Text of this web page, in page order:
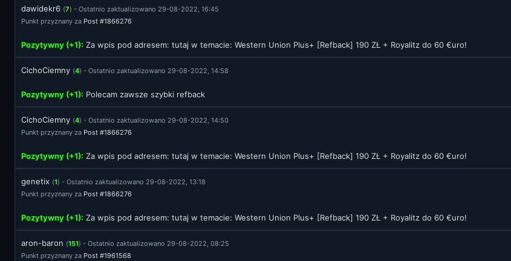
dawidekr6 (7) - Ostatnio zaktualizowano 29-08-2022, 16:45
Punkt przyznany za Post #1866276
Pozytywny (+1): Za wpis pod adresem: tutaj w temacie: Western Union Plus+ [Refback] 190 ZŁ + Royalitz do 60 €uro!
CichoCiemny (4) - Ostatnio zaktualizowano 29-08-2022, 14:58
Pozytywny (+1): Polecam zawsze szybki refback
CichoCiemny (4) - Ostatnio zaktualizowano 29-08-2022, 14:50
Punkt przyznany za Post #1866276
Pozytywny (+1): Za wpis pod adresem: tutaj w temacie: Western Union Plus+ [Refback] 190 ZŁ + Royalitz do 60 €uro!
genetix (1) - Ostatnio zaktualizowano 29-08-2022, 13:18
Punkt przyznany za Post #1866276
Pozytywny (+1): Za wpis pod adresem: tutaj w temacie: Western Union Plus+ [Refback] 190 ZŁ + Royalitz do 60 €uro!
aron-baron (151) - Ostatnio zaktualizowano 29-08-2022, 08:25
Punkt przyznany za Post #1961568